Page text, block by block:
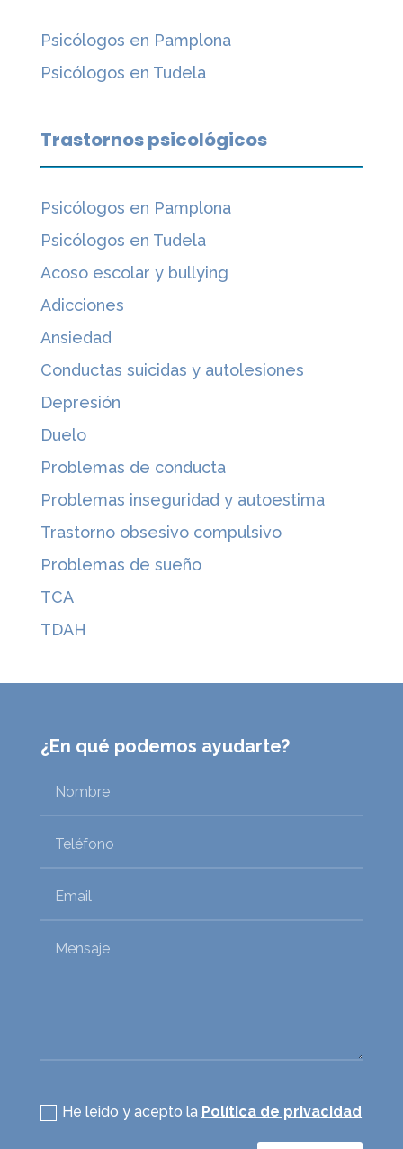
Psicólogos en Pamplona
Psicólogos en Tudela
Trastornos psicológicos
Psicólogos en Pamplona
Psicólogos en Tudela
Acoso escolar y bullying
Adicciones
Ansiedad
Conductas suicidas y autolesiones
Depresión
Duelo
Problemas de conducta
Problemas inseguridad y autoestima
Trastorno obsesivo compulsivo
Problemas de sueño
TCA
TDAH
¿En qué podemos ayudarte?
He leido y acepto la Política de privacidad